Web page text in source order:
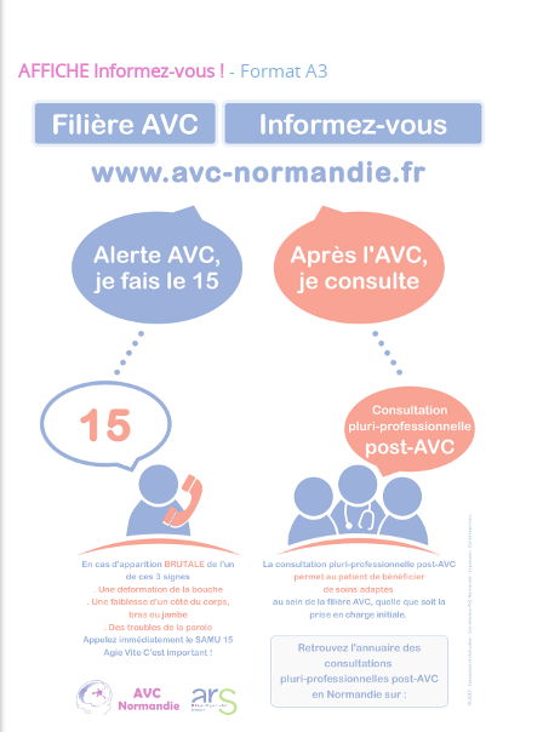
AFFICHE Informez-vous ! - Format A3